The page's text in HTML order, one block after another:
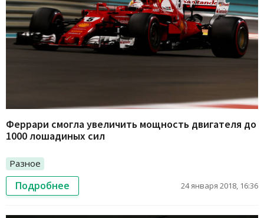
Феррари смогла увеличить мощность двигателя до
1000 лошадиных сил
Разное
Подробнее 24 января 2018, 16:36